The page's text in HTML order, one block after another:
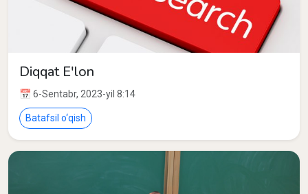
Diqqat E'lon
📅 6-Sentabr, 2023-yil 8:14
Batafsil o‘qish